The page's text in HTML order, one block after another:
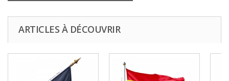
ARTICLES À DÉCOUVRIR